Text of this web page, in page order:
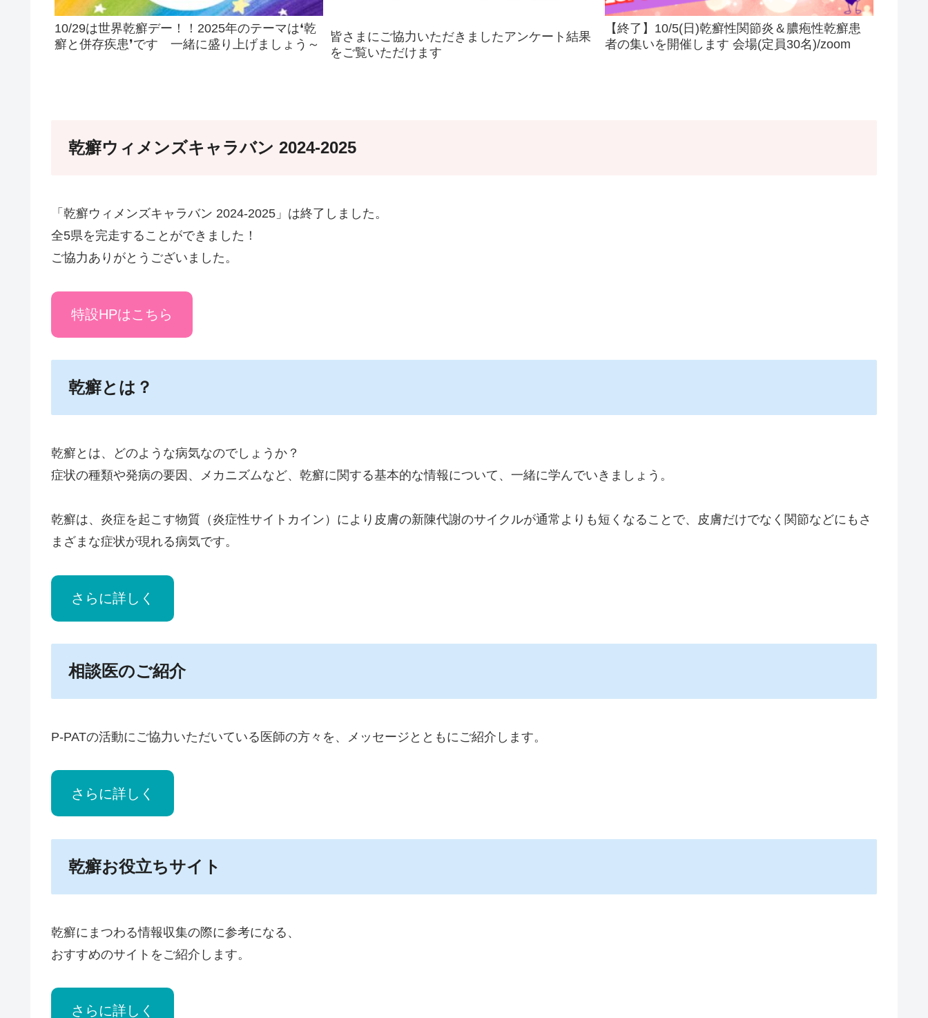
10/29は世界乾癬デー！！2025年のテーマは❛乾
癬と併存疾患❜です 一緒に盛り上げましょう～
皆さまにご協力いただきましたアンケート結果
をご覧いただけます
【終了】10/5(日)乾癬性関節炎＆膿疱性乾癬患
者の集いを開催します 会場(定員30名)/zoom
乾癬ウィメンズキャラバン 2024-2025
「乾癬ウィメンズキャラバン 2024-2025」は終了しました。
全5県を完走することができました！
ご協力ありがとうございました。
特設HPはこちら
乾癬とは？
乾癬とは、どのような病気なのでしょうか？
症状の種類や発病の要因、メカニズムなど、乾癬に関する基本的な情報について、一緒に学んでいきましょう。
乾癬は、炎症を起こす物質（炎症性サイトカイン）により皮膚の新陳代謝のサイクルが通常よりも短くなることで、皮膚だけでなく関節などにもさ
まざまな症状が現れる病気です。
さらに詳しく
相談医のご紹介
P-PATの活動にご協力いただいている医師の方々を、メッセージとともにご紹介します。
さらに詳しく
乾癬お役立ちサイト
乾癬にまつわる情報収集の際に参考になる、
おすすめのサイトをご紹介します。
さらに詳しく